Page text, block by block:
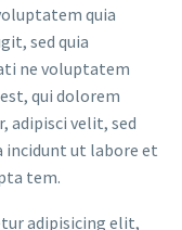
quia
sed quia
ne voluptatem
qui dolorem
adipisci velit, sed
incidunt ut labore et
tem.
adipisicing elit,